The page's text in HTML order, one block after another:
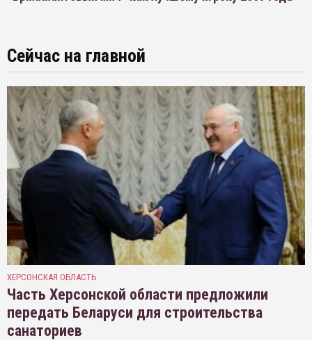
Сейчас на главной
ХЕРСОНСКАЯ ОБЛАСТЬ
Часть Херсонской области предложили
передать Беларуси для строительства
санаториев